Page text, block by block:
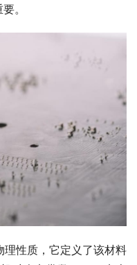
。
性质，它定义了该材料